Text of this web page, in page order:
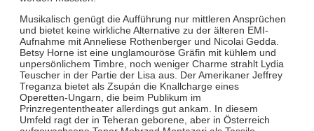
Musikalisch genügt die Aufführung nur mittleren Ansprüchen
und bietet keine wirkliche Alternative zu der älteren EMI-
Aufnahme mit Anneliese Rothenberger und Nicolai Gedda.
Betsy Horne ist eine unglamouröse Gräfin mit kühlem und
unpersönlichem Timbre, noch weniger Charme strahlt Lydia
Teuscher in der Partie der Lisa aus. Der Amerikaner Jeffrey
Treganza bietet als Zsupán die Knallcharge eines
Operetten-Ungarn, die beim Publikum im
Prinzregententheater allerdings gut ankam. In diesem
Umfeld ragt der in Teheran geborene, aber in Österreich